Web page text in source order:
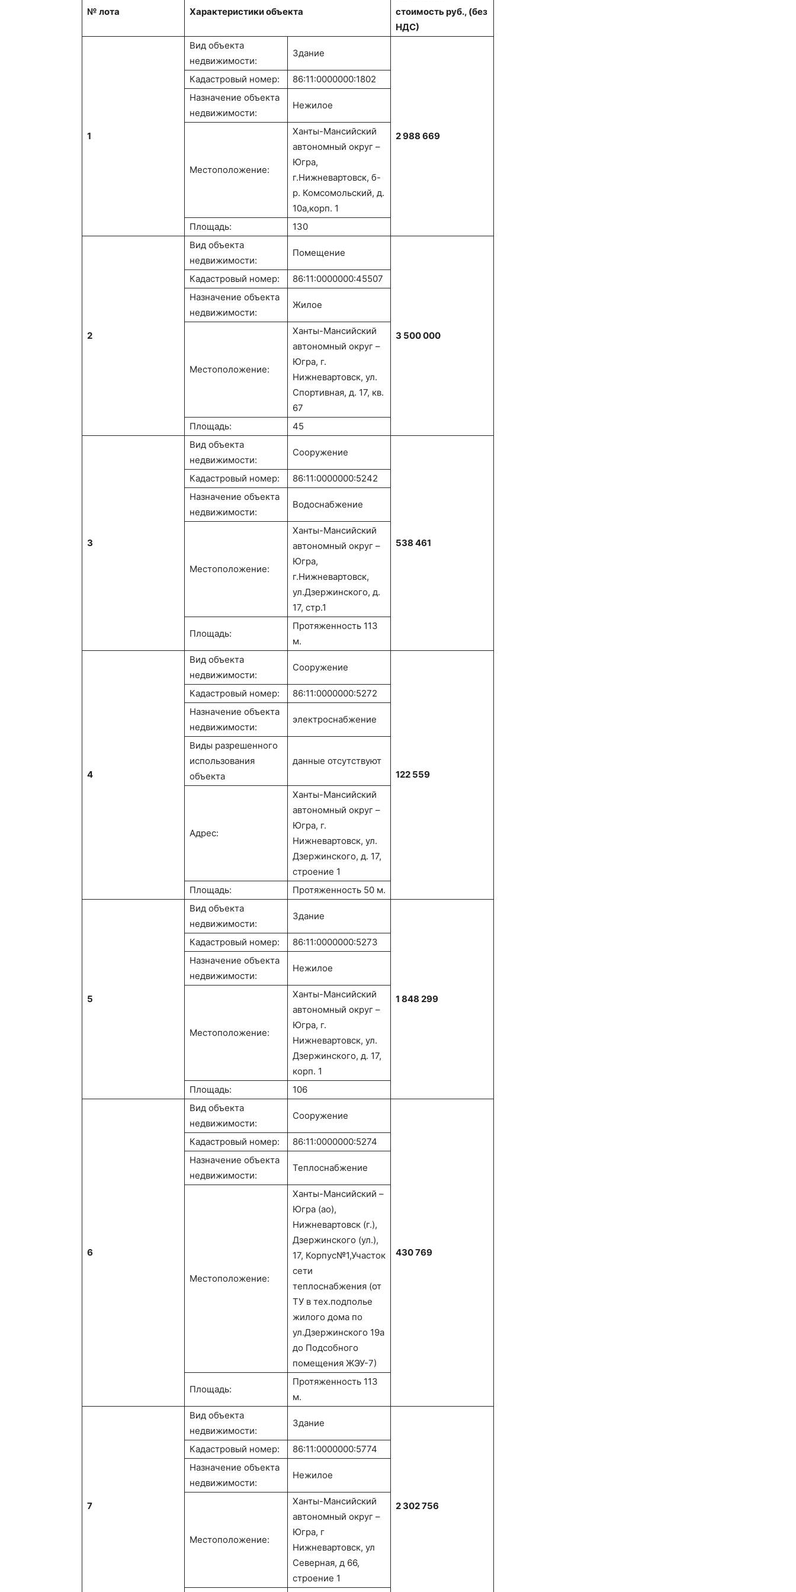
№ лота Характеристики объекта
стоимость руб., (без
НДС)
1
Вид объекта
недвижимости:
Здание
2 988 669
Кадастровый номер:
86:11:0000000:1802
Назначение объекта
недвижимости:
Нежилое
Местоположение:
Ханты-Мансийский
автономный округ –
Югра,
г.Нижневартовск, б-
р. Комсомольский, д.
10а,корп. 1
Площадь:
130
2
Вид объекта
недвижимости:
Помещение
3 500 000
Кадастровый номер:
86:11:0000000:45507
Назначение объекта
недвижимости:
Жилое
Местоположение:
Ханты-Мансийский
автономный округ –
Югра, г.
Нижневартовск, ул.
Спортивная, д. 17, кв.
67
Площадь:
45
3
Вид объекта
недвижимости:
Сооружение
538 461
Кадастровый номер:
86:11:0000000:5242
Назначение объекта
недвижимости:
Водоснабжение
Местоположение:
Ханты-Мансийский
автономный округ –
Югра,
г.Нижневартовск,
ул.Дзержинского, д.
17, стр.1
Площадь:
Протяженность 113
м.
4
Вид объекта
недвижимости:
Сооружение
122 559
Кадастровый номер:
86:11:0000000:5272
Назначение объекта
недвижимости:
электроснабжение
Виды разрешенного
использования
объекта
данные отсутствуют
Адрес:
Ханты-Мансийский
автономный округ –
Югра, г.
Нижневартовск, ул.
Дзержинского, д. 17,
строение 1
Площадь:
Протяженность 50 м.
5
Вид объекта
недвижимости:
Здание
1 848 299
Кадастровый номер:
86:11:0000000:5273
Назначение объекта
недвижимости:
Нежилое
Местоположение:
Ханты-Мансийский
автономный округ –
Югра, г.
Нижневартовск, ул.
Дзержинского, д. 17,
корп. 1
Площадь:
106
6
Вид объекта
недвижимости:
Сооружение
430 769
Кадастровый номер:
86:11:0000000:5274
Назначение объекта
недвижимости:
Теплоснабжение
Местоположение:
Ханты-Мансийский –
Югра (ао),
Нижневартовск (г.),
Дзержинского (ул.),
17, Корпус№1,Участок
сети
теплоснабжения (от
ТУ в тех.подполье
жилого дома по
ул.Дзержинского 19а
до Подсобного
помещения ЖЭУ-7)
Площадь:
Протяженность 113
м.
7
Вид объекта
недвижимости:
Здание
2 302 756
Кадастровый номер:
86:11:0000000:5774
Назначение объекта
недвижимости:
Нежилое
Местоположение:
Ханты-Мансийский
автономный округ –
Югра, г
Нижневартовск, ул
Северная, д 66,
строение 1